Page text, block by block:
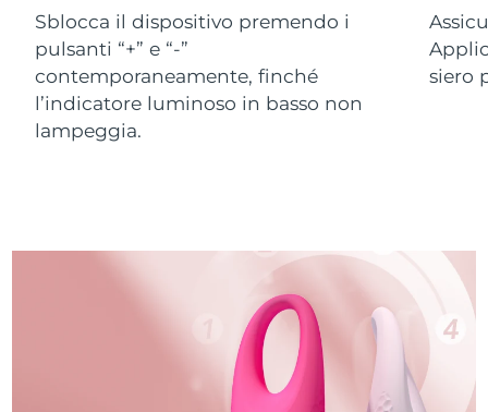
Sblocca il dispositivo premendo i
pulsanti “+” e “-”
contemporaneamente, finché
l’indicatore luminoso in basso non
lampeggia.
siero